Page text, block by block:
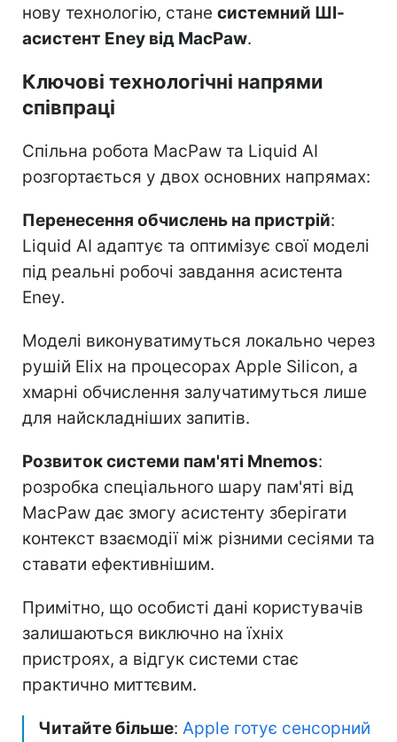
нову технологію, стане системний ШІ-
асистент Eney від MacPaw.
Ключові технологічні напрями
співпраці
Спільна робота MacPaw та Liquid AI
розгортається у двох основних напрямах:
Перенесення обчислень на пристрій:
Liquid AI адаптує та оптимізує свої моделі
під реальні робочі завдання асистента
Eney.
Моделі виконуватимуться локально через
рушій Elix на процесорах Apple Silicon, а
хмарні обчислення залучатимуться лише
для найскладніших запитів.
Розвиток системи пам'яті Mnemos:
розробка спеціального шару пам'яті від
MacPaw дає змогу асистенту зберігати
контекст взаємодії між різними сесіями та
ставати ефективнішим.
Примітно, що особисті дані користувачів
залишаються виключно на їхніх
пристроях, а відгук системи стає
практично миттєвим.
Читайте більше: Apple готує сенсорний